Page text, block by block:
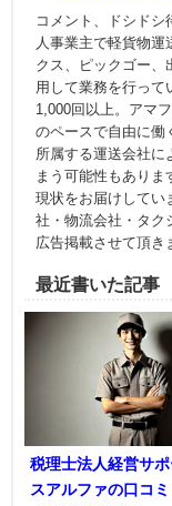
コメント、ドシドシ
人事業主で軽貨物
クス、ピックゴー、
用して業務を行って
1,000回以上。アマ
のペースで自由に働
所属する運送会社に
まう可能性もあり
現状をお届けしてい
社・物流会社・タク
広告掲載させて頂き
最近書いた記事
税理士法人経営サ
スアルファの口コ